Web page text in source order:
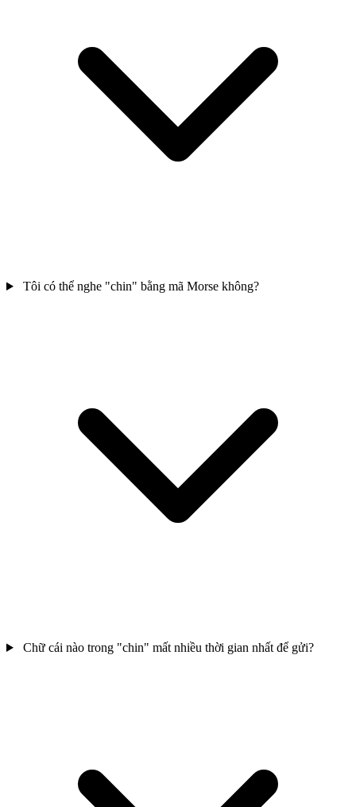
Tôi có thể nghe "chin" bằng mã Morse không?
Chữ cái nào trong "chin" mất nhiều thời gian nhất để gửi?